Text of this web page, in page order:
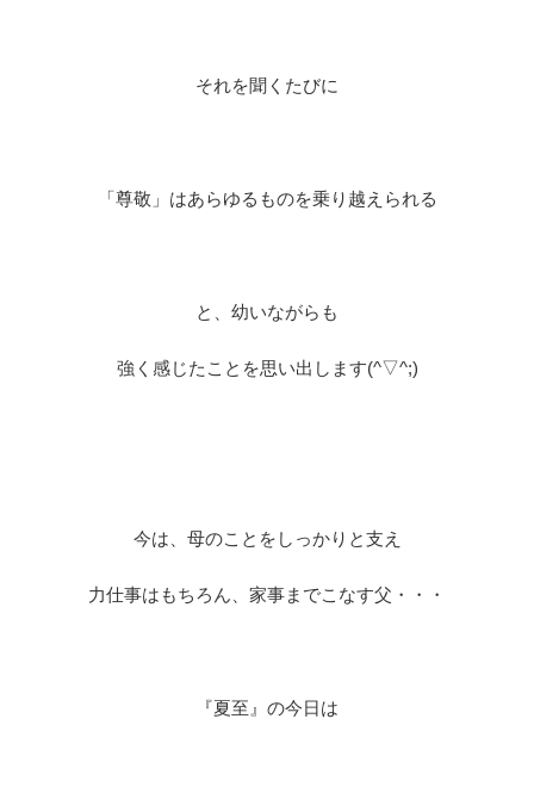
それを聞くたびに
「尊敬」はあらゆるものを乗り越えられる
と、幼いながらも
強く感じたことを思い出します(^▽^;)
今は、母のことをしっかりと支え
力仕事はもちろん、家事までこなす父・・・
『夏至』の今日は